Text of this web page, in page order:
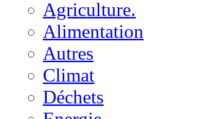
Agriculture.
Alimentation
Autres
Climat
Déchets